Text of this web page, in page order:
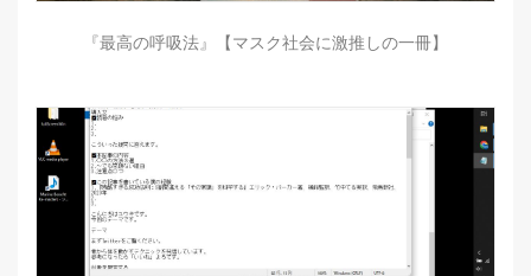
『最高の呼吸法』【マスク社会に激推しの一冊】